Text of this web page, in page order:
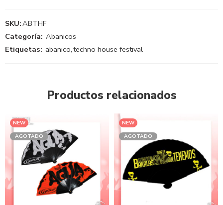
SKU:ABTHF
Categoría: Abanicos
Etiquetas: abanico,techno house festival
Productos relacionados
NEW
AGOTADO
NEW
AGOTADO